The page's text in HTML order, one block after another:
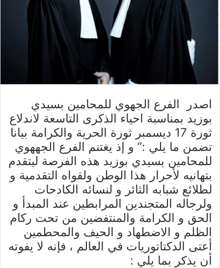
اصدر الفرع الجهوي للمحامين بسيدي
بوزيد بمناسبة احياء الذكرى التاسعة لاندلاع
ثورة 17 ديسمبر ثورة الحرية والكرامة بيانا
تضمن ما يلي :” و إذ يغتنم الفرع الجههوي
للمحامين بسيدي بوزيد هذه الفرصة ليتقدم
بتهانيه لأحرار هذا الوطن ولقواه التقدمية و
لطلائع شبابه الثائر و لنسائه الكادحات
ولرجاله المتجندين المرابطين عند المبدأ و
الحق و الكرامة والمنتفضين من تحت ركام
الظلم و الاضطهاد و الحيف والمحطمين
أعتى الدكتاتوريات في العالم ، فإنه لا يفوته
أن يذكر بما يلي :